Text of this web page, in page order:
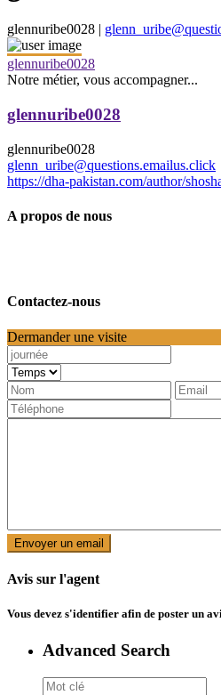
glennuribe0028 |
glennuribe0028
Notre métier, vous accompagner...
glennuribe0028
glennuribe0028
glenn_uribe@questions.emailus.click
https://dha-pakistan.com/author/
A propos de nous
Contactez-nous
Dermander une visite
Avis sur l'agent
Vous devez s'identifier afin de poster un
Advanced Search